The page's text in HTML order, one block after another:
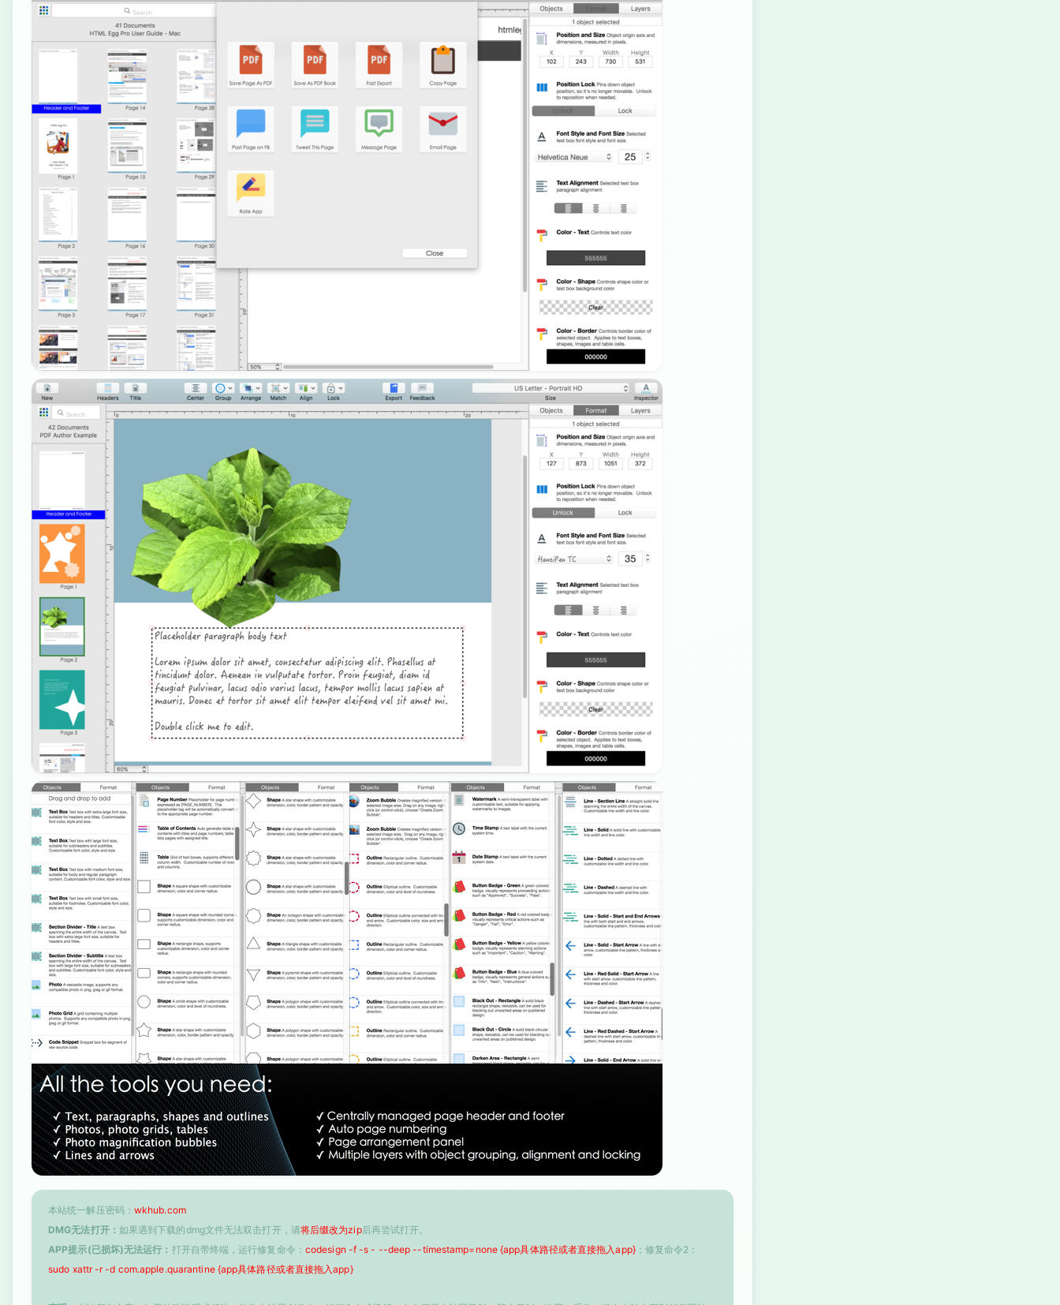
本站统一解压密码： wkhub.com
DMG无法打开： 如果遇到下载的dmg文件无法双击打开，请将后缀改为zip后再尝试打开。
APP提示(已损坏)无法运行： 打开自带终端，运行修复命令： codesign -f -s - --deep --timestamp=none {app具体路径或者直接拖入app}；修复命令2：
sudo xattr -r -d com.apple.quarantine {app具体路径或者直接拖入app}